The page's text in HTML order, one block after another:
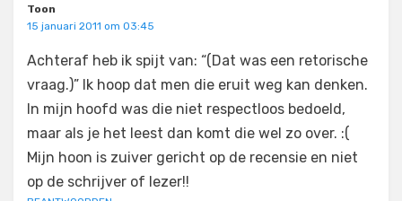
Toon
15 januari 2011 om 03:45
Achteraf heb ik spijt van: “(Dat was een retorische
vraag.)” Ik hoop dat men die eruit weg kan denken.
In mijn hoofd was die niet respectloos bedoeld,
maar als je het leest dan komt die wel zo over. :(
Mijn hoon is zuiver gericht op de recensie en niet
op de schrijver of lezer!!